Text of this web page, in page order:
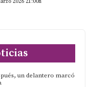
un delantero marcó